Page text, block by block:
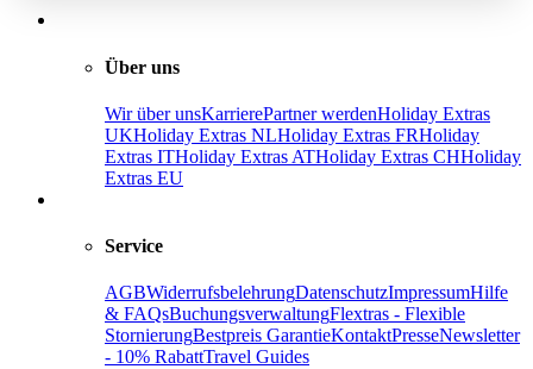
Über uns
Wir über unsKarrierePartner werdenHoliday Extras
UKHoliday Extras NLHoliday Extras FRHoliday
Extras ITHoliday Extras ATHoliday Extras CHHoliday
Extras EU
Service
AGBWiderrufsbelehrungDatenschutzImpressumHilfe
& FAQsBuchungsverwaltungFlextras - Flexible
StornierungBestpreis GarantieKontaktPresseNewsletter
- 10% RabattTravel Guides